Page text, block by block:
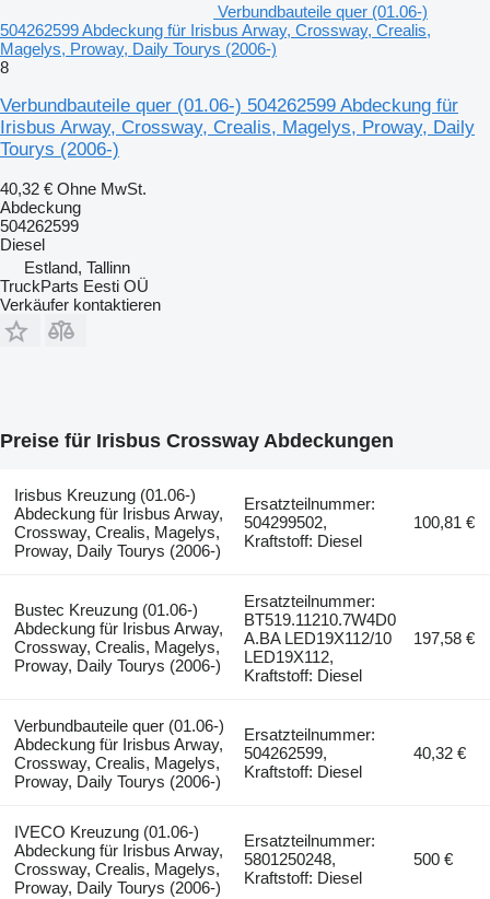
Verbundbauteile quer (01.06-)
504262599 Abdeckung für Irisbus Arway, Crossway, Crealis,
Magelys, Proway, Daily Tourys (2006-)
8
Verbundbauteile quer (01.06-) 504262599 Abdeckung für
Irisbus Arway, Crossway, Crealis, Magelys, Proway, Daily
Tourys (2006-)
40,32 € Ohne MwSt.
Abdeckung
504262599
Diesel
Estland, Tallinn
TruckParts Eesti OÜ
Verkäufer kontaktieren
Preise für Irisbus Crossway Abdeckungen
Irisbus Kreuzung (01.06-)
Abdeckung für Irisbus Arway,
Crossway, Crealis, Magelys,
Proway, Daily Tourys (2006-)
Ersatzteilnummer:
504299502,
Kraftstoff: Diesel
100,81 €
Bustec Kreuzung (01.06-)
Abdeckung für Irisbus Arway,
Crossway, Crealis, Magelys,
Proway, Daily Tourys (2006-)
Ersatzteilnummer:
BT519.11210.7W4D0
A.BA LED19X112/10
LED19X112,
Kraftstoff: Diesel
197,58 €
Verbundbauteile quer (01.06-)
Abdeckung für Irisbus Arway,
Crossway, Crealis, Magelys,
Proway, Daily Tourys (2006-)
Ersatzteilnummer:
504262599,
Kraftstoff: Diesel
40,32 €
IVECO Kreuzung (01.06-)
Abdeckung für Irisbus Arway,
Crossway, Crealis, Magelys,
Proway, Daily Tourys (2006-)
Ersatzteilnummer:
5801250248,
Kraftstoff: Diesel
500 €